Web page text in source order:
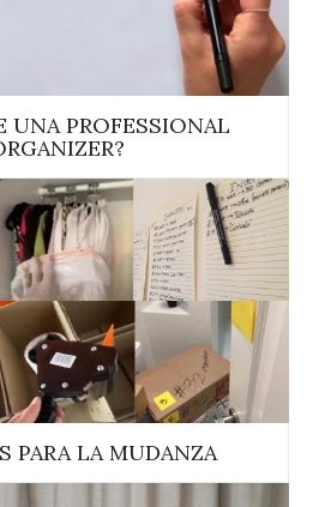
UNA PROFESSIONAL
PARA LA MUDANZA